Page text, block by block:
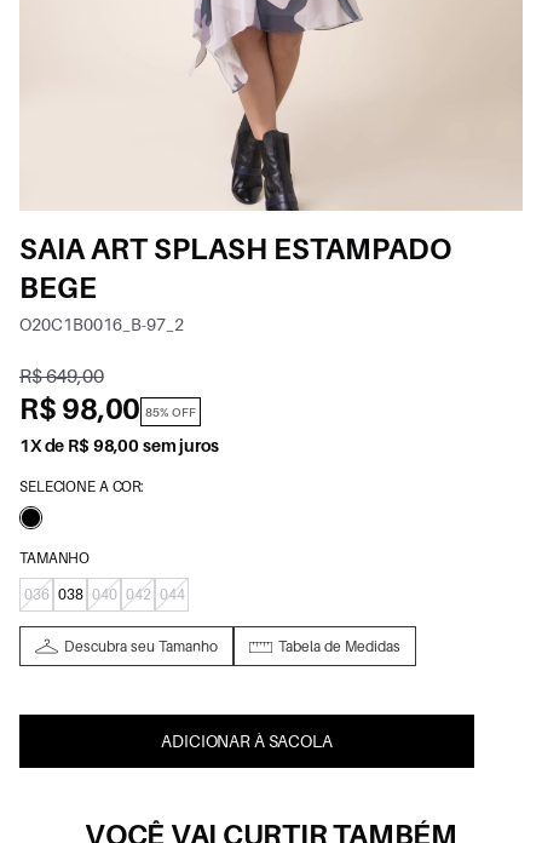
SAIA ART SPLASH ESTAMPADO
BEGE
O20C1B0016_B-97_2
R$ 649,00
R$ 98,00 85% OFF
1X de R$ 98,00 sem juros
SELECIONE A COR:
TAMANHO
036 038 040 042 044
Descubra seu Tamanho Tabela de Medidas
ADICIONAR À SACOLA
VOCÊ VAI CURTIR TAMBÉM